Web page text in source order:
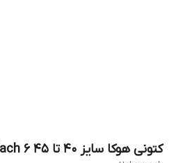
کتونی هوکا سایز ۴۰ تا ۴۵ Hoka One One Mach 6